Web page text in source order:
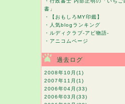
書」
・
【おもしろMY印鑑】
・
人気blogランキング
・ ルディクラブ-アビ物語-
・ アニコムページ
過去ログ
2008年10月 (1)
2007年11月 (1)
2006年04月 (33)
2006年03月 (33)